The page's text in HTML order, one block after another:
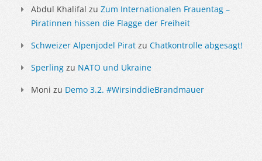
Abdul Khalifal zu Zum Internationalen Frauentag –
Piratinnen hissen die Flagge der Freiheit
Schweizer Alpenjodel Pirat zu Chatkontrolle abgesagt!
Sperling zu NATO und Ukraine
Moni zu Demo 3.2. #WirsinddieBrandmauer